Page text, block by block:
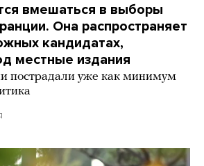
вмешаться в выборы
Она распространяет
кандидатах,
местные издания
пострадали уже как минимум